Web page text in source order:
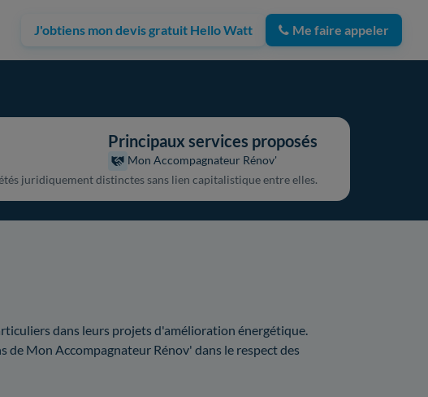
J'obtiens mon devis gratuit Hello Watt Me faire appeler
Principaux services proposés
Mon Accompagnateur Rénov'
juridiquement distinctes sans lien capitalistique entre elles.
dans leurs projets d'amélioration énergétique.
Mon Accompagnateur Rénov' dans le respect des